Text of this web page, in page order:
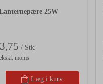
25W
/ Stk
moms
Læg i kurv